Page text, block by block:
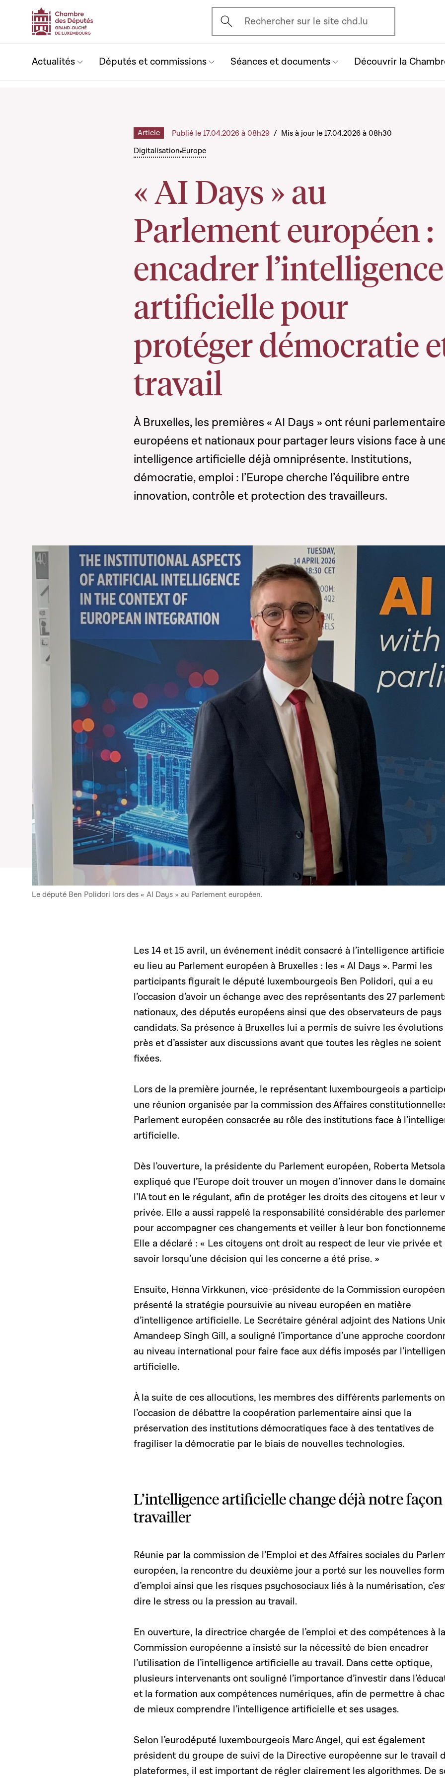
Ouvrir l'écran de recherche
Rechercher sur le site chd.lu
Actualités Députés et commissions Séances et documents Découvrir la
Digitalisation Europe
« AI Days » au
Parlement européen :
encadrer l’intelligence
artificielle pour
protéger démocratie
travail
Article Publié le 17.04.2026 à 08h29 / Mis à jour le 17.04.2026 à 08h30
À Bruxelles, les premières « AI Days » ont réuni
européens et nationaux pour partager leurs visions face à
intelligence artificielle déjà omniprésente. Institutions,
démocratie, emploi : l’Europe cherche l’équilibre entre
innovation, contrôle et protection des travailleurs.
Le député Ben Polidori lors des « AI Days » au Parlement européen.
Les 14 et 15 avril, un événement inéditconsacré à l’intelligence
eu lieu au Parlement européen à Bruxelles : les « AI Days ». Parmi les
participants figurait le député luxembourgeois Ben Polidori, qui a eu
l’occasion d’avoir un échange avec des représentants des 27
nationaux, des députés européens ainsi que des observateurs de pays
candidats. Sa présence à Bruxelles lui a permis de suivre les
près et d’assister aux discussions avant que toutes les règles ne soient
fixées.
Lors de la première journée, le représentant luxembourgeois a
une réunion organisée par la commission des Affaires
Parlement européen consacrée au rôle des institutions face à
artificielle.
Dès l’ouverture, la présidente du Parlement européen, Roberta
expliqué que l’Europe doit trouver un moyen d’innover dans le
l’IA tout en le régulant, afin de protéger les droits des citoyens et leur
privée. Elle a aussi rappelé la responsabilité considérable des
pour accompagner ces changements et veiller à leur bon
Elle a déclaré : « Les citoyens ont droit au respect de leur vie privée et
savoir lorsqu’une décision qui les concerne a été prise. »
Ensuite, Henna Virkkunen, vice-présidente de la Commission
présenté la stratégie poursuivie au niveau européen en matière
d’intelligence artificielle. Le Secrétaire général adjoint des Nations
Amandeep Singh Gill, a souligné l’importance d’une approche
au niveau international pour faire face aux défis imposés par
artificielle.
À la suite de ces allocutions, les membres des différents parlements
l’occasion de débattre la coopération parlementaire ainsi que la
préservation des institutions démocratiques face à des tentatives de
fragiliser la démocratie par le biais de nouvelles technologies.
L’intelligence artificielle change déjà notre façon
travailler
Réunie par la commission de l’Emploi et des Affaires sociales du
européen, la rencontre du deuxième joura porté sur les nouvelles
d’emploi ainsi que les risques psychosociaux liés à la numérisation,
dire le stress ou la pression au travail.
En ouverture, la directrice chargée de l’emploi et des compétences à la
Commission européenne a insisté sur la nécessité de bien encadrer
l’utilisation de l’intelligence artificielle au travail. Dans cette optique,
plusieurs intervenants ont souligné l’importance d’investir dans
et la formation aux compétences numériques, afin de permettre à
de mieux comprendre l’intelligence artificielle et ses usages.
Selon l’eurodéputé luxembourgeois Marc Angel, qui est également
président du groupe de suivi de la Directive européenne sur le travail
plateformes, il est important de régler clairement les algorithmes. De